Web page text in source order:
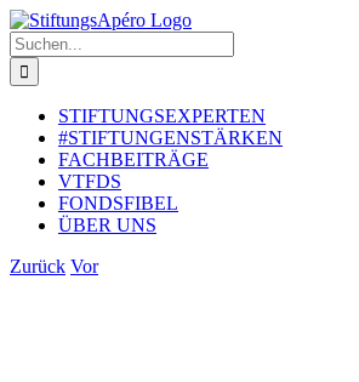
Zum
Inhalt
springen
Suche
nach:
STIFTUNGSEXPERTEN
#STIFTUNGENSTÄRKEN
FACHBEITRÄGE
VTFDS
FONDSFIBEL
ÜBER UNS
Zurück Vor